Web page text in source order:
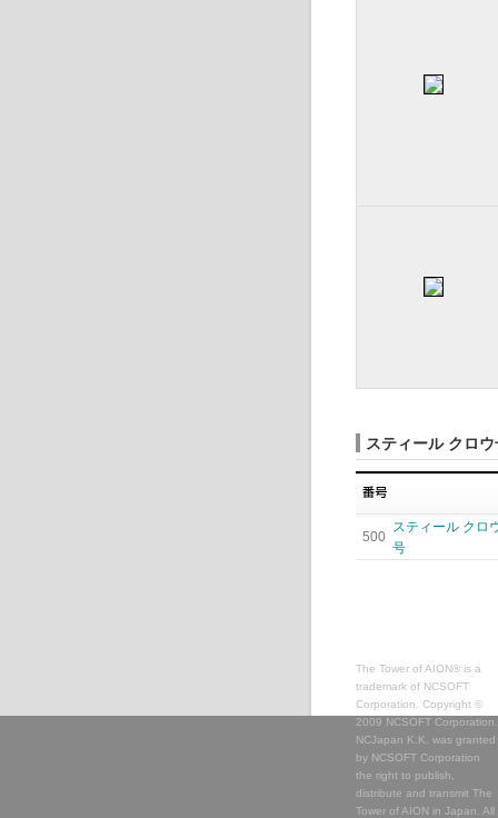
スティール クロ
500
スティール クロ
号
The Tower of AION® is a
trademark of NCSOFT
Corporation. Copyright ©
2009 NCSOFT Corporation.
NCJapan K.K. was granted
by NCSOFT Corporation
the right to publish,
distribute and transmit The
Tower of AION in Japan. All